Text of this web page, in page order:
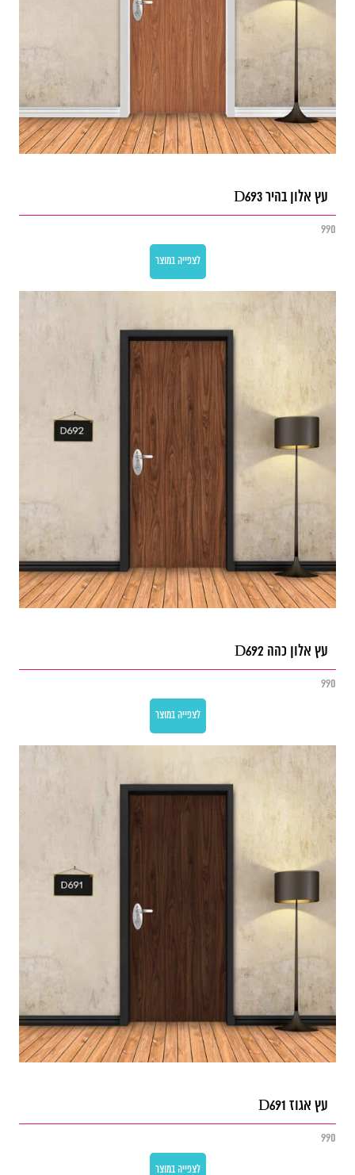
עץ אלון בהיר D693
990
לצפייה במוצר
עץ אלון כהה D692
990
לצפייה במוצר
עץ אגוז D691
990
לצפייה במוצר